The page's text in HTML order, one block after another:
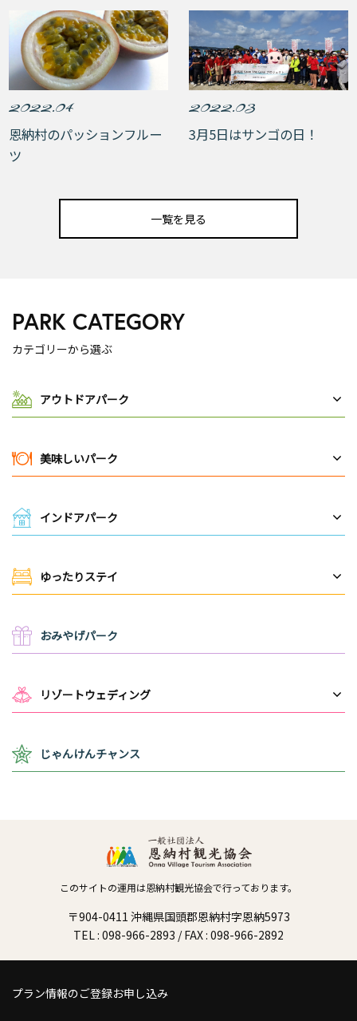
2022.04
恩納村のパッションフルー
ツ
2022.03
3月5日はサンゴの日！
一覧を見る
PARK CATEGORY
カテゴリーから選ぶ
アウトドアパーク
美味しいパーク
インドアパーク
ゆったりステイ
おみやげパーク
リゾートウェディング
じゃんけんチャンス
このサイトの運用は恩納村観光協会で行っております。
〒904-0411 沖縄県国頭郡恩納村字恩納5973
TEL : 098-966-2893 / FAX : 098-966-2892
プラン情報のご登録お申し込み